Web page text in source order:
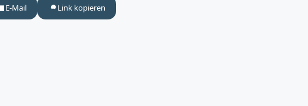
E-Mail Link kopieren